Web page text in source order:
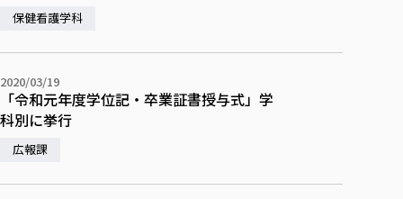
保健看護学科
2020/03/19
「令和元年度学位記・卒業証書授与式」学
科別に挙行
広報課